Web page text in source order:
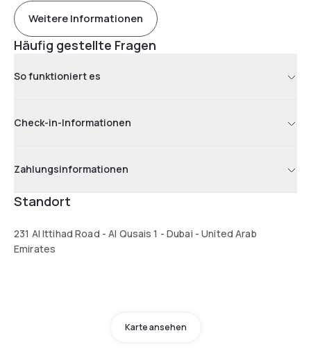
Weitere Informationen
Häufig gestellte Fragen
So funktioniert es
Check-in-Informationen
Zahlungsinformationen
Standort
231 Al Ittihad Road - Al Qusais 1 - Dubai - United Arab
Emirates
Karte ansehen